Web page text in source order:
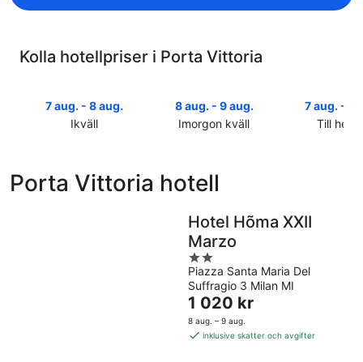
Kolla hotellpriser i Porta Vittoria
7 aug. - 8 aug.
Ikväll
Porta
8 aug. - 9 aug.
Imorgon kväll
Porta
imorgon
natt,
aug.
aug.
7 aug. - 9
Till
inför
aug.
Porta Vittoria hotell
Hotel Hõma XXII
Marzo
2
out
of
5
Piazza Santa Maria Del
Suffragio 3 Milan MI
Priset
är
1 020 kr
1 020 kr
8 aug. – 9 aug.
inklusive skatter och avgifter